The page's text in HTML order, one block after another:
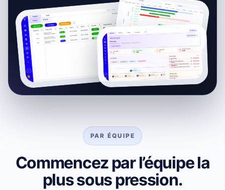
PAR ÉQUIPE
Commencez par l’équipe la
plus sous pression.